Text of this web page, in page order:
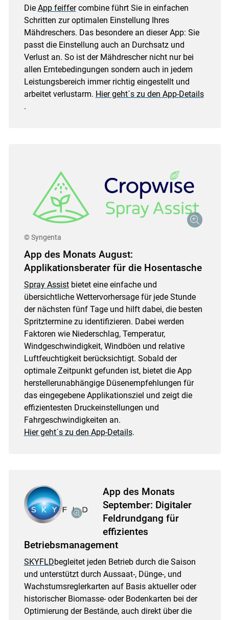
Die App feiffercombine führt Sie in einfachen
Schritten zur optimalen Einstellung Ihres
Mähdreschers. Das besondere an dieser App: Sie
passt die Einstellung auch an Durchsatz und
Verlust an. So ist der Mähdrescher nicht nur bei
allen Erntebedingungen sondern auch in jedem
Leistungsbereich immer richtig eingestellt und
arbeitet verlustarm. Hier geht´s zu den App-Details
.
© Syngenta
App des Monats August:
Applikationsberater für die Hosentasche
Spray Assistbietet eine einfache und
übersichtliche Wettervorhersage für jede Stunde
der nächsten fünf Tage und hilft dabei, die besten
Spritztermine zu identifizieren. Dabei werden
Faktoren wie Niederschlag, Temperatur,
Windgeschwindigkeit, Windböen und relative
Luftfeuchtigkeit berücksichtigt. Sobald der
optimale Zeitpunkt gefunden ist, bietet die App
herstellerunabhängige Düsenempfehlungen für
das eingegebene Applikationsziel und zeigt die
effizientesten Druckeinstellungen und
Fahrgeschwindigkeiten an.
Hier geht´s zu den App-Details.
App des Monats
September: Digitaler
Feldrundgang für
effizientes
Betriebsmanagement
SKYFLDbegleitet jeden Betrieb durch die Saison
und unterstützt durch Aussaat-, Dünge-, und
Wachstumsreglerkarten auf Basis aktueller oder
historischer Biomasse- oder Bodenkarten bei der
Optimierung der Bestände, auch direkt über die